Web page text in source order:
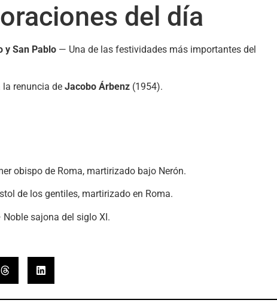
del día
y San Pablo — Una de las festividades más importantes del
la renuncia deJacobo Árbenz (1954).
obispo de Roma, martirizado bajo Nerón.
de los gentiles, martirizado en Roma.
Noble sajona del siglo XI.